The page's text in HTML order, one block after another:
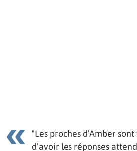
"Les proches d’Amber
d’avoir les réponses